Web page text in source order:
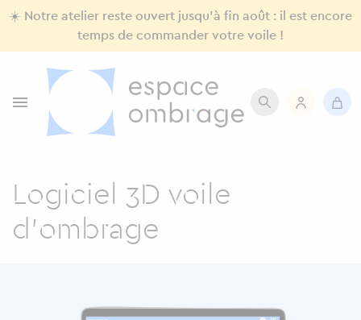
☀️ Notre atelier reste ouvert jusqu'à fin août : il est encore
temps de commander votre voile !

Logiciel 3D voile
d'ombrage